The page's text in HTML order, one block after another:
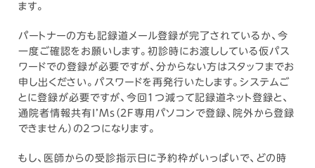
ます。
パートナーの方も記録道メール登録が完了されているか、今
一度ご確認をお願いします。初診時にお渡ししている仮パス
ワードでの登録が必要ですが、分からない方はスタッフまでお
申し出ください。パスワードを再発行いたします。システムご
とに登録が必要ですが、今回１つ減って記録道ネット登録と、
通院者情報共有I’Ms（2F専用パソコンで登録、院外から登録
できません）の２つになります。
もし、医師からの受診指示日に予約枠がいっぱいで、どの時